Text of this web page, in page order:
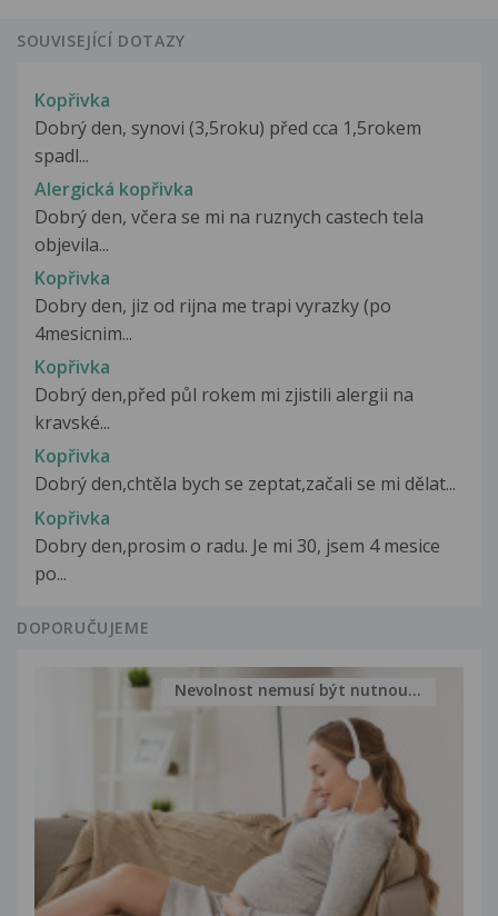
SOUVISEJÍCÍ DOTAZY
Kopřivka
Dobrý den, synovi (3,5roku) před cca 1,5rokem
spadl...
Alergická kopřivka
Dobrý den, včera se mi na ruznych castech tela
objevila...
Kopřivka
Dobry den, jiz od rijna me trapi vyrazky (po
4mesicnim...
Kopřivka
Dobrý den,před půl rokem mi zjistili alergii na
kravské...
Kopřivka
Dobrý den,chtěla bych se zeptat,začali se mi dělat...
Kopřivka
Dobry den,prosim o radu. Je mi 30, jsem 4 mesice
po...
DOPORUČUJEME
Nevolnost nemusí být nutnou...